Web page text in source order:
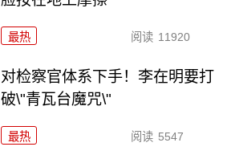
最热 阅读 11920
对检察官体系下手！李在明要打
破\"青瓦台魔咒\"
最热 阅读 5547